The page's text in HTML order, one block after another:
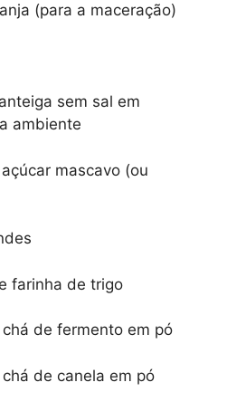
(para a maceração)
sem sal em
ambiente
mascavo (ou
farinha de trigo
de fermento em pó
de canela em pó